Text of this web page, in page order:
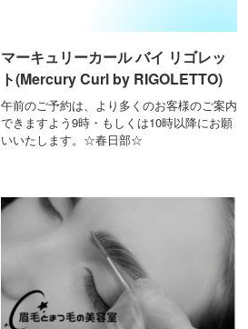
マーキュリーカール バイ リゴレッ
ト(Mercury Curl by RIGOLETTO)
午前のご予約は、より多くのお客様のご案内
できますよう9時・もしくは10時以降にお願
いいたします。☆春日部☆